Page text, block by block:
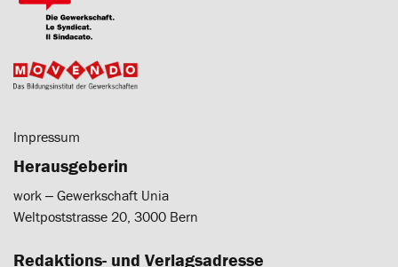
Impressum
Herausgeberin
work ‒ Gewerkschaft Unia
Weltpoststrasse 20, 3000 Bern
Redaktions- und Verlagsadresse